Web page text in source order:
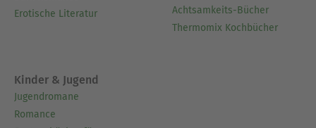
Erotische Literatur
Achtsamkeits-Bücher
Thermomix Kochbücher
Kinder & Jugend
Jugendromane
Romance